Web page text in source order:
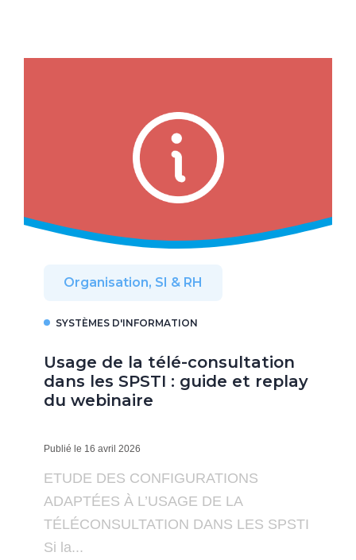
Organisation, SI & RH
SYSTÈMES D'INFORMATION
Usage de la télé-consultation
dans les SPSTI : guide et replay
du webinaire
Publié le 16 avril 2026
ETUDE DES CONFIGURATIONS
ADAPTÉES À L’USAGE DE LA
TÉLÉCONSULTATION DANS LES SPSTI
Si la...